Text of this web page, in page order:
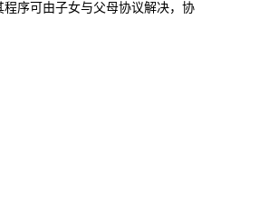
序可由子女与父母协议解决，协